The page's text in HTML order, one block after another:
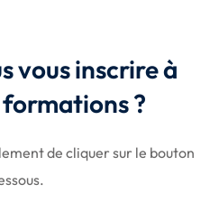
vous inscrire à
formations ?
de cliquer sur le bouton